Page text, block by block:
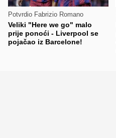
Potvrdio Fabrizio Romano
Veliki "Here we go" malo
prije ponoći - Liverpool se
pojačao iz Barcelone!